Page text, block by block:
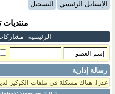
الإستايل الرئيسي التسجيل
منتديات
الرئيسية
رسالة إدارية
عذرا. هناك مشكلة فى ملفات الكوكيز